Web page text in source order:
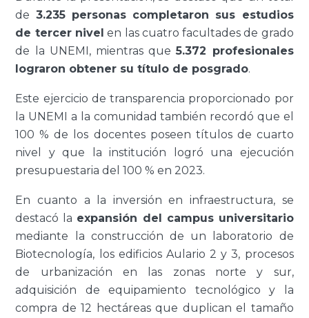
de 3.235 personas completaron sus estudios
de tercer nivel en las cuatro facultades de grado
de la UNEMI, mientras que5.372 profesionales
lograron obtener su título de posgrado.
Este ejercicio de transparencia proporcionado por
la UNEMI a la comunidad también recordó que el
100 % de los docentes poseen títulos de cuarto
nivel y que la institución logró una ejecución
presupuestaria del 100 % en 2023.
En cuanto a la inversión en infraestructura, se
destacó la expansión del campus universitario
mediante la construcción de un laboratorio de
Biotecnología, los edificios Aulario 2 y 3, procesos
de urbanización en las zonas norte y sur,
adquisición de equipamiento tecnológico y la
compra de 12 hectáreas que duplican el tamaño